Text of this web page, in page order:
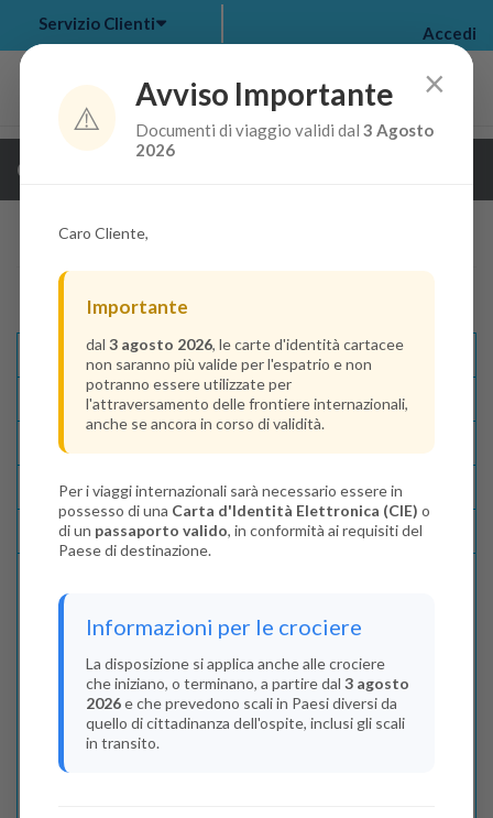
my bookings >
Servizio Clienti Accedi
Guarda i dettagli della crociera
Descrizione E Itinerario
Disponibilità
Recensioni
Lascia La Tua Recensione
Indica il numero dei passeggeri
Bambini(Da 2 a 17 anni)
0
×
⚠️
Avviso Importante
Documenti di viaggio validi dal3 Agosto
2026
Caro Cliente,
Importante
dal 3 agosto 2026, le carte d'identità cartacee
non saranno più valide per l'espatrio e non
potranno essere utilizzate per
l'attraversamento delle frontiere internazionali,
anche se ancora in corso di validità.
Per i viaggi internazionali sarà necessario essere in
possesso di una Carta d'Identità Elettronica (CIE) o
di un passaporto valido, in conformità ai requisiti del
Paese di destinazione.
Informazioni per le crociere
La disposizione si applica anche alle crociere
che iniziano, o terminano, a partire dal 3 agosto
2026e che prevedono scali in Paesi diversi da
quello di cittadinanza dell'ospite, inclusi gli scali
in transito.